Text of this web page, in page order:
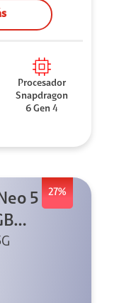
Procesador
Snapdragon
6 Gen 4
27%
5